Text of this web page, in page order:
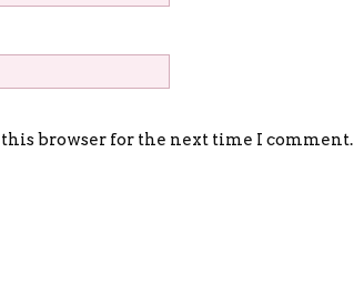
browser for the next time I comment.